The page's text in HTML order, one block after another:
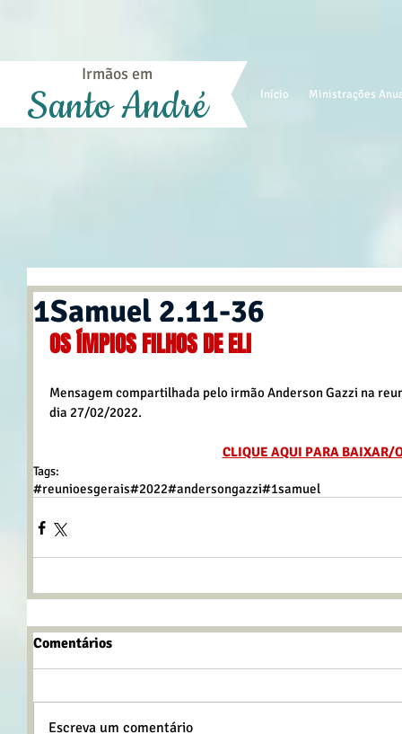
Início Ministrações
Irmãos em
Santo André
1Samuel 2.11-36
OS ÍMPIOS FILHOS DE ELI
Mensagem compartilhada pelo irmão Anderson Gazzi na
dia 27/02/2022.
CLIQUE AQUI PARA BAIXAR/
Tags:
#reunioesgerais#2022#andersongazzi#1samuel
Comentários
Escreva um comentário